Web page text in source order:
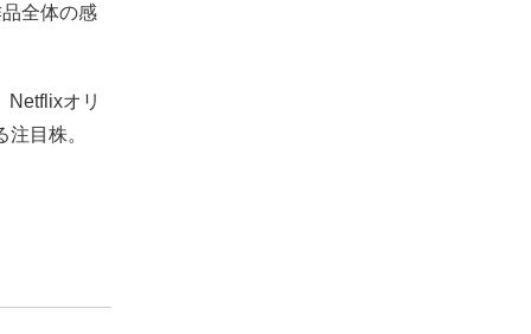
全体の感
Netflixオリ
目株。